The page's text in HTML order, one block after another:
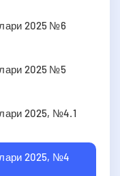
2025 №6
2025 №5
2025, №4.1
2025, №4